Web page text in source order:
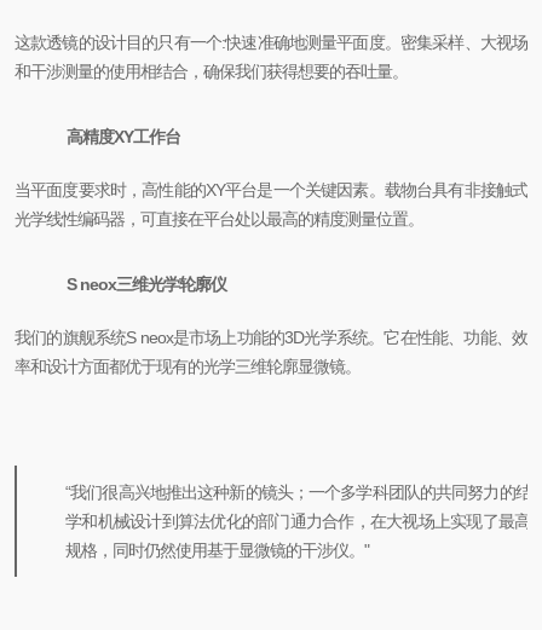
这款透镜的设计目的只有一个:快速准确地测量平面度。密集采样、大视场
和干涉测量的使用相结合，确保我们获得想要的吞吐量。
高精度XY工作台
当平面度要求时，高性能的XY平台是一个关键因素。载物台具有非接触式
光学线性编码器，可直接在平台处以最高的精度测量位置。
S neox三维光学轮廓仪
我们的旗舰系统S neox是市场上功能的3D光学系统。它在性能、功能、效
率和设计方面都优于现有的光学三维轮廓显微镜。
“我们很高兴地推出这种新的镜头；一个多学科团队的共同努力的结
学和机械设计到算法优化的部门通力合作，在大视场上实现了最高
规格，同时仍然使用基于显微镜的干涉仪。"